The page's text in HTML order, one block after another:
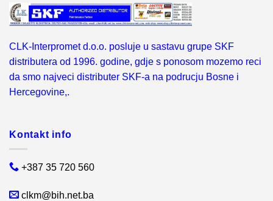
CLK-Interpromet d.o.o. posluje u sastavu grupe SKF
distributera od 1996. godine, gdje s ponosom mozemo reci
da smo najveci distributer SKF-a na podrucju Bosne i
Hercegovine,.
Kontakt info
+387 35 720 560
clkm@bih.net.ba